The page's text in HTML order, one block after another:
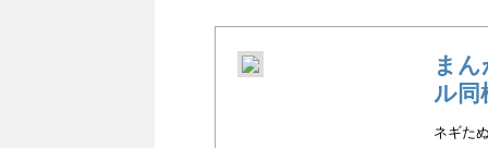
ま
ル同
ネギた